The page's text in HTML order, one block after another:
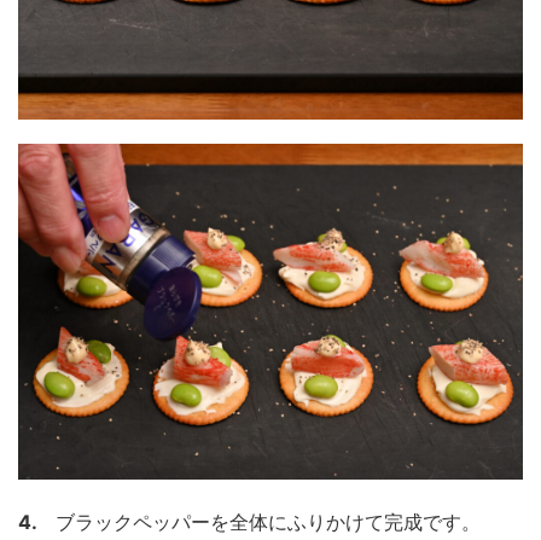
4. ブラックペッパーを全体にふりかけて完成です。